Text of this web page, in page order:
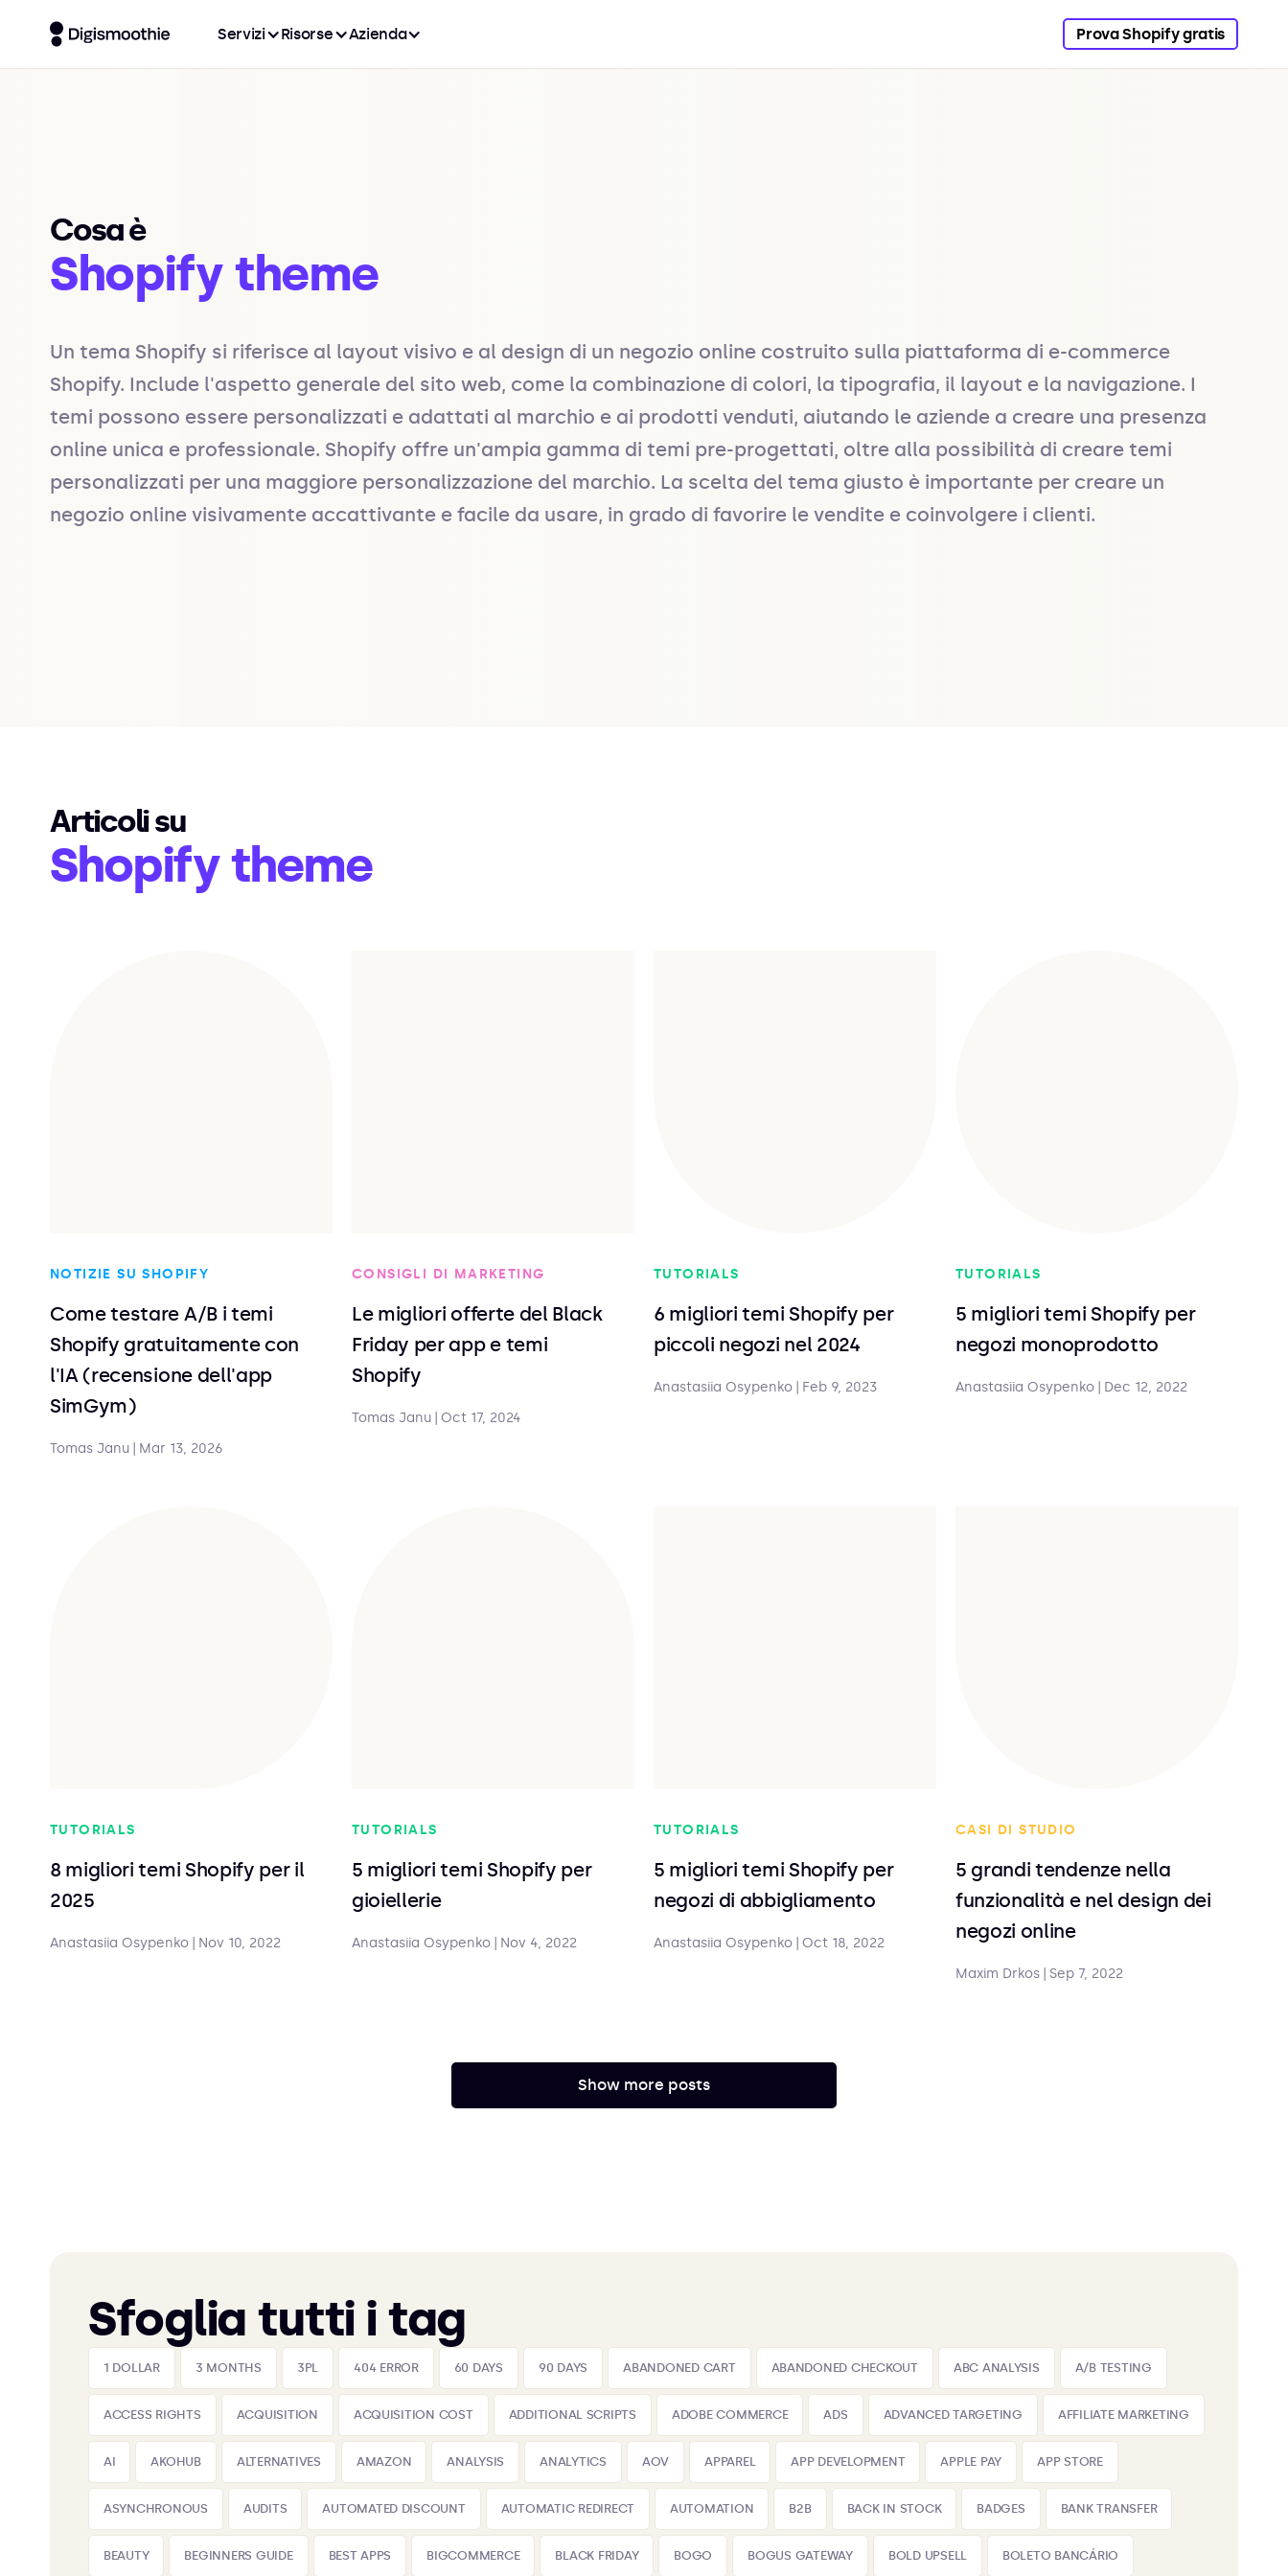
Servizi Risorse Azienda Prova Shopify gratis
Cosa è
Shopify theme
Un tema Shopify si riferisce al layout visivo e al design di un negozio online costruito sulla piattaforma di e-commerce
Shopify. Include l'aspetto generale del sito web, come la combinazione di colori, la tipografia, il layout e la navigazione. I
temi possono essere personalizzati e adattati al marchio e ai prodotti venduti, aiutando le aziende a creare una presenza
online unica e professionale. Shopify offre un'ampia gamma di temi pre-progettati, oltre alla possibilità di creare temi
personalizzati per una maggiore personalizzazione del marchio. La scelta del tema giusto è importante per creare un
negozio online visivamente accattivante e facile da usare, in grado di favorire le vendite e coinvolgere i clienti.
Articoli su
Shopify theme
NOTIZIE SU SHOPIFY
Come testare A/B i temi
Shopify gratuitamente con
l'IA (recensione dell'app
SimGym)
Tomas Janu Mar 13, 2026
CONSIGLI DI MARKETING
Le migliori offerte del Black
Friday per app e temi
Shopify
Tomas Janu Oct 17, 2024
TUTORIALS
6 migliori temi Shopify per
piccoli negozi nel 2024
Anastasiia Osypenko Feb 9, 2023
TUTORIALS
5 migliori temi Shopify per
negozi monoprodotto
Anastasiia Osypenko Dec 12, 2022
TUTORIALS
8 migliori temi Shopify per il
2025
Anastasiia Osypenko Nov 10, 2022
TUTORIALS
5 migliori temi Shopify per
gioiellerie
Anastasiia Osypenko Nov 4, 2022
TUTORIALS
5 migliori temi Shopify per
negozi di abbigliamento
Anastasiia Osypenko Oct 18, 2022
CASI DI STUDIO
5 grandi tendenze nella
funzionalità e nel design dei
negozi online
Maxim Drkos Sep 7, 2022
Show more posts
Sfoglia tutti i tag
1 DOLLAR 3 MONTHS 3PL 404 ERROR 60 DAYS 90 DAYS ABANDONED CART ABANDONED CHECKOUT ABC ANALYSIS A/B TESTING
ACCESS RIGHTS ACQUISITION ACQUISITION COST ADDITIONAL SCRIPTS ADOBE COMMERCE ADS ADVANCED TARGETING AFFILIATE MARKETING
AI AKOHUB ALTERNATIVES AMAZON ANALYSIS ANALYTICS AOV APPAREL APP DEVELOPMENT APPLE PAY APP STORE
ASYNCHRONOUS AUDITS AUTOMATED DISCOUNT AUTOMATIC REDIRECT AUTOMATION B2B BACK IN STOCK BADGES BANK TRANSFER
BEAUTY BEGINNERS GUIDE BEST APPS BIGCOMMERCE BLACK FRIDAY BOGO BOGUS GATEWAY BOLD UPSELL BOLETO BANCÁRIO